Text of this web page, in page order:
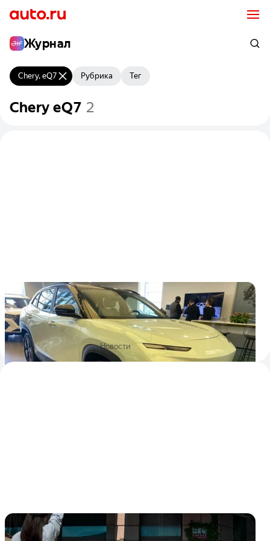
Журнал
Chery, eQ7 Рубрика Тег
CheryeQ7
Chery показала первый из пяти батарейных
кроссоверов для России — eQ7
В Москве уже показали первую модель нового суббренда
— электрический вседорожник eQ7
1 128 февраля 2024Новости
Марка Chery показала электрокары eQ1 и
eQ7 российским дилерам